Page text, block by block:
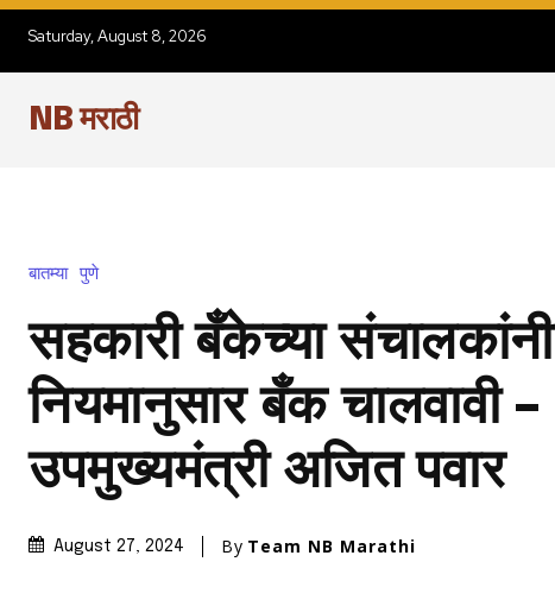
Saturday, August 8, 2026
NB मराठी
बातम्या पुणे
सहकारी बँकेच्या संचालकांनी
नियमानुसार बँक चालवावी –
उपमुख्यमंत्री अजित पवार
August 27, 2024 By Team NB Marathi